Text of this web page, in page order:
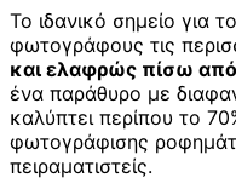
Το ιδανικό σημείο για
φωτογράφους τις
και ελαφρώς πίσω
ένα παράθυρο με
καλύπτει περίπου το
φωτογράφισης
πειραματιστείς.